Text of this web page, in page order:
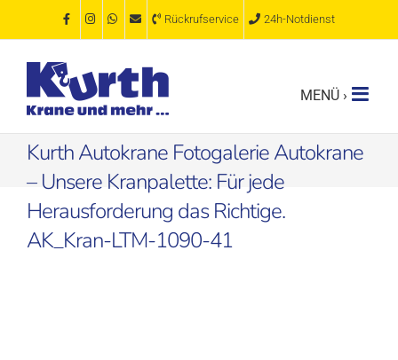
Rückrufservice 24h-Notdienst
Kurth Autokrane Fotogalerie Autokrane
– Unsere Kranpalette: Für jede
Herausforderung das Richtige.
AK_Kran-LTM-1090-41